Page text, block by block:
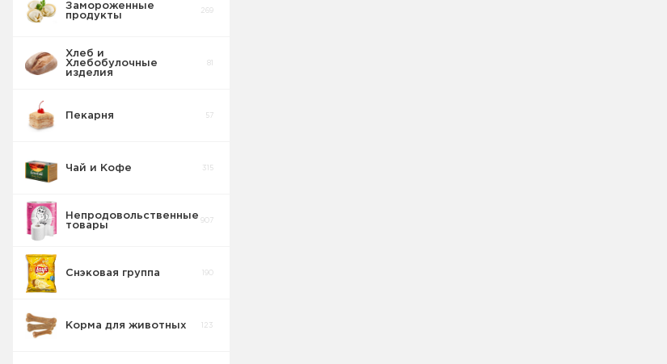
Замороженные
продукты
269
Хлеб и
Хлебобулочные
изделия
81
Пекарня 57
Чай и Кофе 315
Непродовольственные
товары
907
Снэковая группа 190
Корма для животных 123